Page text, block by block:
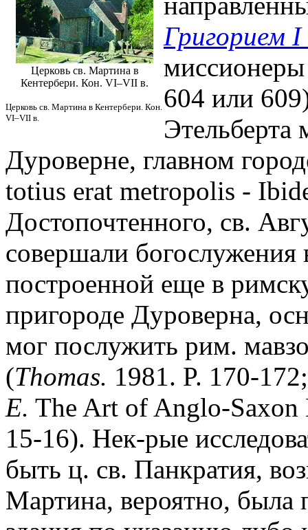
Церковь св. Мартина в
Кентербери. Кон. VI–VII в.
Церковь св. Мартина в Кентербери. Кон.
VI–VII в.
Григорием
миссионеры
604 или
Этельберта
Дуроверне, главном
totius erat metropolis -
Достопочтенного, св.
совершали
построенной еще в
пригороде Дуроверна,
мог послужить рим.
(Thomas. 1981. P. 170-
E. The Art of Anglo-Saxon
15-16). Нек-рые
быть ц. св. Панкратия,
Мартина, вероятно, была